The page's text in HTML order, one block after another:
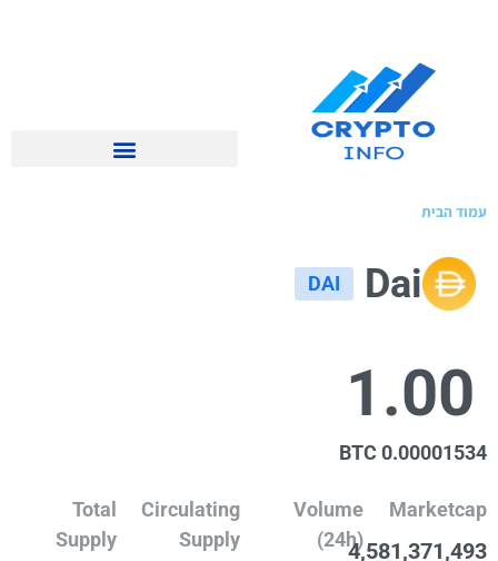
»מטבעות קריפטו
Dai
DAI
Volume
(24h)
Circulating
Total
Supply